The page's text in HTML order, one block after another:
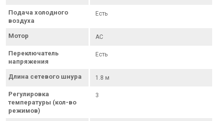
Подача холодного
воздуха
Есть
Мотор AC
Переключатель
напряжения
Есть
Длина сетевого шнура 1.8 м
Регулировка
температуры (кол-во
режимов)
3